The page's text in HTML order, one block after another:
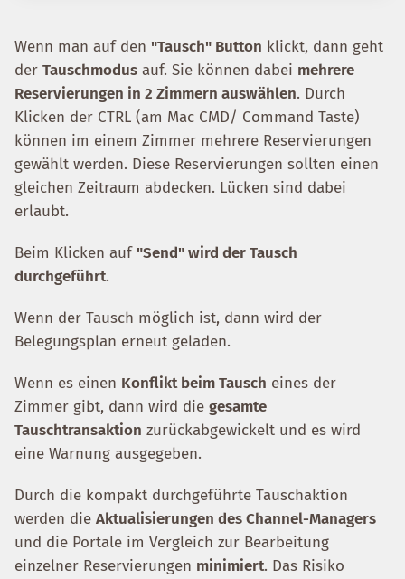
Wenn man auf den "Tausch" Button klickt, dann geht
der Tauschmodus auf. Sie können dabei mehrere
Reservierungen in 2 Zimmern auswählen. Durch
Klicken der CTRL (am Mac CMD/ Command Taste)
können im einem Zimmer mehrere Reservierungen
gewählt werden. Diese Reservierungen sollten einen
gleichen Zeitraum abdecken. Lücken sind dabei
erlaubt.
Beim Klicken auf "Send" wird der Tausch
durchgeführt.
Wenn der Tausch möglich ist, dann wird der
Belegungsplan erneut geladen.
Wenn es einen Konflikt beim Tausch eines der
Zimmer gibt, dann wird die gesamte
Tauschtransaktion zurückabgewickelt und es wird
eine Warnung ausgegeben.
Durch die kompakt durchgeführte Tauschaktion
werden die Aktualisierungen des Channel-Managers
und die Portale im Vergleich zur Bearbeitung
einzelner Reservierungen minimiert. Das Risiko